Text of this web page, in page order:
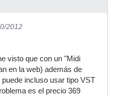
2012
visto que con un "Midi
en la web) además de
incluso usar tipo VST
es el precio 369